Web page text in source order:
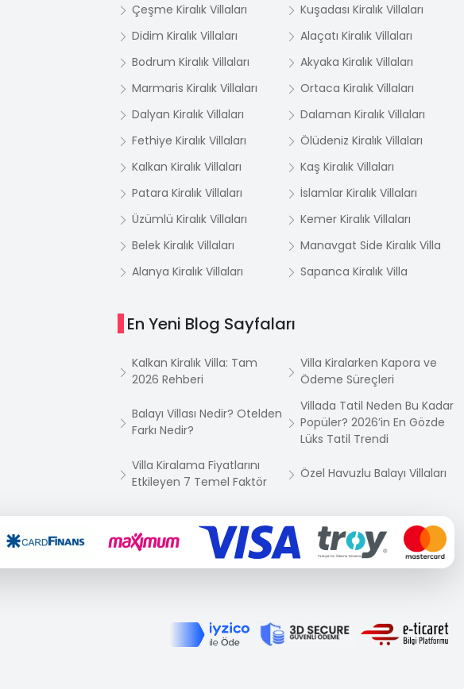
Çeşme Kiralık Villaları
Kuşadası Kiralık Villaları
Didim Kiralık Villaları
Alaçatı Kiralık Villaları
Bodrum Kiralık Villaları
Akyaka Kiralık Villaları
Marmaris Kiralık Villaları
Ortaca Kiralık Villaları
Dalyan Kiralık Villaları
Dalaman Kiralık Villaları
Fethiye Kiralık Villaları
Ölüdeniz Kiralık Villaları
Kalkan Kiralık Villaları
Kaş Kiralık Villaları
Patara Kiralık Villaları
İslamlar Kiralık Villaları
Üzümlü Kiralık Villaları
Kemer Kiralık Villaları
Belek Kiralık Villaları
Manavgat Side Kiralık Villa
Alanya Kiralık Villaları
Sapanca Kiralık Villa
En Yeni Blog Sayfaları
Kalkan Kiralık Villa: Tam
2026 Rehberi
Villa Kiralarken Kapora ve
Ödeme Süreçleri
Balayı Villası Nedir? Otelden
Farkı Nedir?
Villada Tatil Neden Bu Kadar
Popüler? 2026’in En Gözde
Lüks Tatil Trendi
Villa Kiralama Fiyatlarını
Etkileyen 7 Temel Faktör
Özel Havuzlu Balayı Villaları